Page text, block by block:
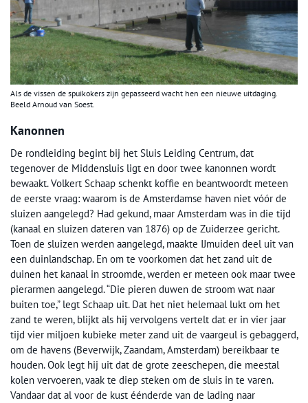
Als de vissen de spuikokers zijn gepasseerd wacht hen een nieuwe uitdaging.
Beeld Arnoud van Soest.
Kanonnen
De rondleiding begint bij het Sluis Leiding Centrum, dat
tegenover de Middensluis ligt en door twee kanonnen wordt
bewaakt. Volkert Schaap schenkt koffie en beantwoordt meteen
de eerste vraag: waarom is de Amsterdamse haven niet vóór de
sluizen aangelegd? Had gekund, maar Amsterdam was in die tijd
(kanaal en sluizen dateren van 1876) op de Zuiderzee gericht.
Toen de sluizen werden aangelegd, maakte IJmuiden deel uit van
een duinlandschap. En om te voorkomen dat het zand uit de
duinen het kanaal in stroomde, werden er meteen ook maar twee
pierarmen aangelegd. “Die pieren duwen de stroom wat naar
buiten toe,” legt Schaap uit. Dat het niet helemaal lukt om het
zand te weren, blijkt als hij vervolgens vertelt dat er in vier jaar
tijd vier miljoen kubieke meter zand uit de vaargeul is gebaggerd,
om de havens (Beverwijk, Zaandam, Amsterdam) bereikbaar te
houden. Ook legt hij uit dat de grote zeeschepen, die meestal
kolen vervoeren, vaak te diep steken om de sluis in te varen.
Vandaar dat al voor de kust éénderde van de lading naar